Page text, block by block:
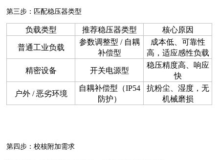
第三步：匹配稳压器类型
负载类型 推荐稳压器类型 核心原因
普通工业负载
参数调整型 / 自耦
补偿型
成本低、可靠性
高，适应感性负载
精密设备 开关电源型
稳压精度高、响应
快
户外 / 恶劣环境
自耦补偿型（IP54
防护）
抗粉尘、湿度，无
机械磨损
第四步：校核附加需求